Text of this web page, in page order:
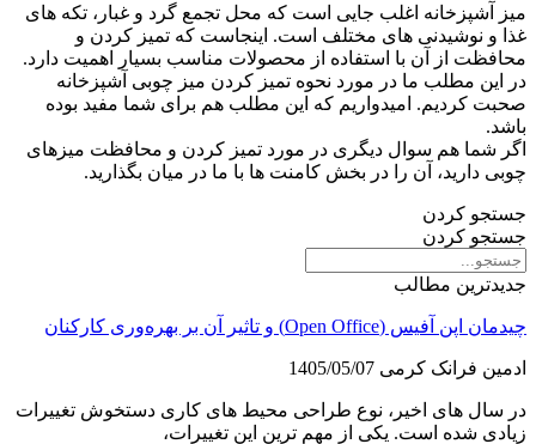
میز آشپزخانه اغلب جایی است که محل تجمع گرد و غبار، تکه های
غذا و نوشیدنی های مختلف است. اینجاست که تمیز کردن و
محافظت از آن با استفاده از محصولات مناسب بسیار اهمیت دارد.
در این مطلب ما در مورد نحوه تمیز کردن میز چوبی آشپزخانه
صحبت کردیم. امیدواریم که این مطلب هم برای شما مفید بوده
باشد.
اگر شما هم سوال دیگری در مورد تمیز کردن و محافظت میزهای
چوبی دارید، آن را در بخش کامنت ها با ما در میان بگذارید.
جستجو کردن
جستجو کردن
جدیدترین مطالب
چیدمان اپن آفیس (Open Office) و تاثیر آن بر بهره‌وری کارکنان
ادمین فرانک کرمی 1405/05/07
در سال های اخیر، نوع طراحی محیط های کاری دستخوش تغییرات
زیادی شده است. یکی از مهم ترین این تغییرات،